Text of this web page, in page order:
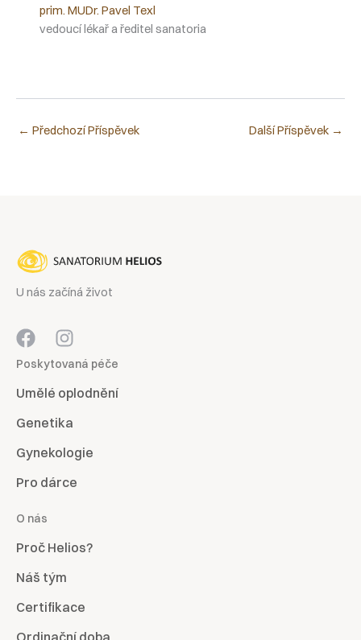
prim. MUDr. Pavel Texl
vedoucí lékař a ředitel sanatoria
← Předchozí Příspěvek Další Příspěvek →
U nás začíná život
Poskytovaná péče
Umělé oplodnění
Genetika
Gynekologie
Pro dárce
O nás
Proč Helios?
Náš tým
Certifikace
Ordinační doba